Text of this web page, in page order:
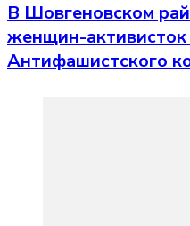
В Шовгеновском
женщин-активисток
Антифашистского